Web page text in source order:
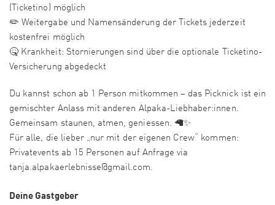
(Ticketino) möglich
✏️ Weitergabe und Namensänderung der Tickets jederzeit
kostenfrei möglich
🤒 Krankheit: Stornierungen sind über die optionale Ticketino-
Versicherung abgedeckt
Du kannst schon ab 1 Person mitkommen – das Picknick ist ein
gemischter Anlass mit anderen Alpaka-Liebhaber:innen.
Gemeinsam staunen, atmen, geniessen. 🦙✨
Für alle, die lieber „nur mit der eigenen Crew“ kommen:
Privatevents ab 15 Personen auf Anfrage via
tanja.alpakaerlebnisse@gmail.com.
Deine Gastgeber